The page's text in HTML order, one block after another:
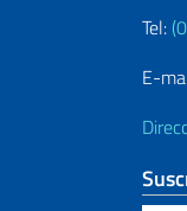
Tel:
E-